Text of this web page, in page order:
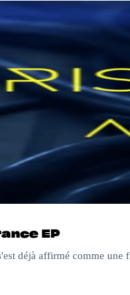
EP
déjà affirmé comme une